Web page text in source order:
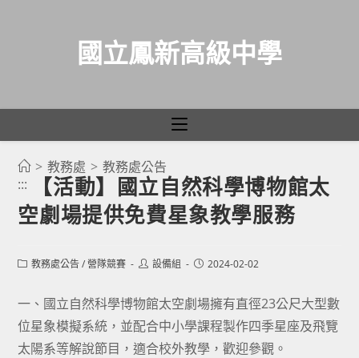
國立鳳新高級中學
> 教務處 > 教務處公告
:::
【活動】國立自然科學博物館太
空劇場提供免費星象教學服務
Post教務處公告 / 營隊競賽
Post設備組
Post2024-02-02
一、國立自然科學博物館太空劇場擁有直徑23公尺大型數
位星象模擬系統，並配合中小學課程製作四季星座及飛覽
太陽系等解說節目，適合校外教學，歡迎參觀。